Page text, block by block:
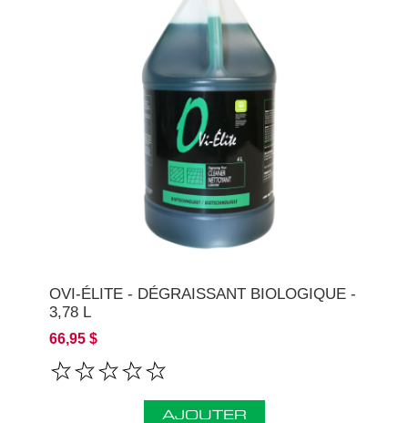
OVI-ÉLITE - DÉGRAISSANT BIOLOGIQUE -
3,78 L
66,95 $
AJOUTER